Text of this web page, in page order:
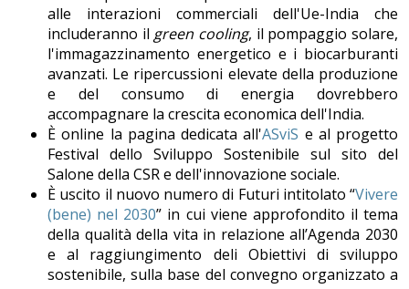
alle interazioni commerciali dell'Ue-India che
includeranno il green cooling, il pompaggio solare,
l'immagazzinamento energetico e i biocarburanti
avanzati. Le ripercussioni elevate della produzione
e del consumo di energia dovrebbero
accompagnare la crescita economica dell'India.
È online la pagina dedicata all'ASviS e al progetto
Festival dello Sviluppo Sostenibile sul sito del
Salone della CSR e dell'innovazione sociale.
È uscito il nuovo numero di Futuri intitolato “Vivere
(bene) nel 2030” in cui viene approfondito il tema
della qualità della vita in relazione all’Agenda 2030
e al raggiungimento deli Obiettivi di sviluppo
sostenibile, sulla base del convegno organizzato a